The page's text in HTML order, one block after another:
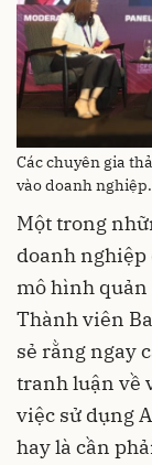
Các chuyên gia
vào doanh nghiệp.
Một trong
doanh
mô hình quản
Thành viên
sẻ rằng ngay
tranh luận về
việc sử dụng
hay là cần